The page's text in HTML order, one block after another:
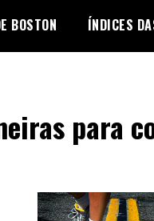
BOSTON ÍNDICES
para